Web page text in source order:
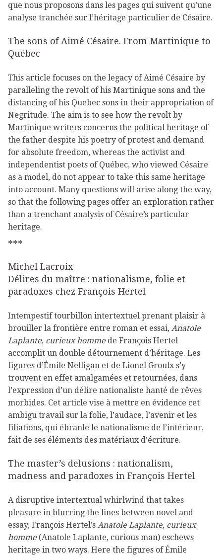
que nous proposons dans les pages qui suivent qu’une
analyse tranchée sur l’héritage particulier de Césaire.
The sons of Aimé Césaire. From Martinique to
Québec
This article focuses on the legacy of Aimé Césaire by
paralleling the revolt of his Martinique sons and the
distancing of his Quebec sons in their appropriation of
Negritude. The aim is to see how the revolt by
Martinique writers concerns the political heritage of
the father despite his poetry of protest and demand
for absolute freedom, whereas the activist and
independentist poets of Québec, who viewed Césaire
as a model, do not appear to take this same heritage
into account. Many questions will arise along the way,
so that the following pages offer an exploration rather
than a trenchant analysis of Césaire’s particular
heritage.
***
Michel Lacroix
Délires du maître : nationalisme, folie et
paradoxes chez François Hertel
Intempestif tourbillon intertextuel prenant plaisir à
brouiller la frontière entre roman et essai, Anatole
Laplante, curieux hommede François Hertel
accomplit un double détournement d’héritage. Les
figures d’Émile Nelligan et de Lionel Groulx s’y
trouvent en effet amalgamées et retournées, dans
l’expression d’un délire nationaliste hanté de rêves
morbides. Cet article vise à mettre en évidence cet
ambigu travail sur la folie, l’audace, l’avenir et les
filiations, qui ébranle le nationalisme de l’intérieur,
fait de ses éléments des matériaux d’écriture.
The master’s delusions : nationalism,
madness and paradoxes in François Hertel
A disruptive intertextual whirlwind that takes
pleasure in blurring the lines between novel and
essay, François Hertel’s Anatole Laplante, curieux
homme(Anatole Laplante, curious man) eschews
heritage in two ways. Here the figures of Émile